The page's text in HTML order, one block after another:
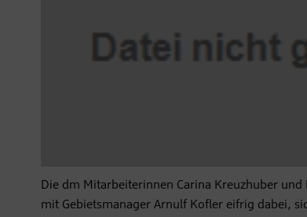
Die dm Mitarbeiterinnen Carina Kreuzhuber
mit Gebietsmanager Arnulf Kofler eifrig dabei,